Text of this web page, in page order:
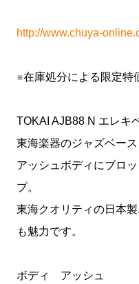
http://www.chuya-
※在庫処分による限定特
TOKAI AJB88 N エレキ
東海楽器のジャズベース
アッシュボディにブロ
プ。
東海クオリティの日本
も魅力です。
ボディ アッシュ